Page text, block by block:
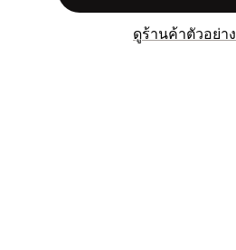
ดูร้านค้าตัวอย่าง